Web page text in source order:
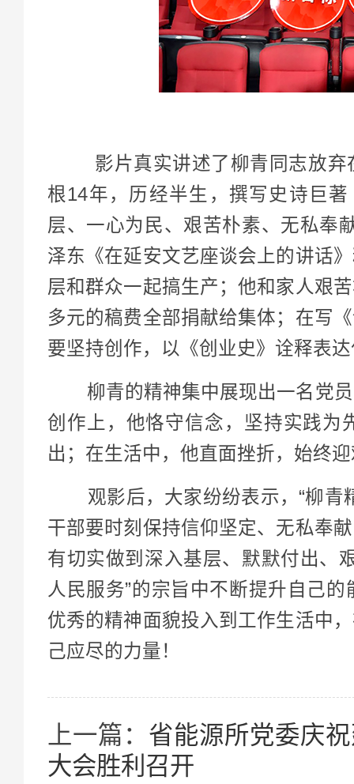
影片真实讲述了柳青同志放弃
根14年，历经半生，撰写史诗巨
层、一心为民、艰苦朴素、无私奉
泽东《在延安文艺座谈会上的讲话
层和群众一起搞生产；他和家人艰
多元的稿费全部捐献给集体；在写
要坚持创作，以《创业史》诠释表
柳青的精神集中展现出一名党员
创作上，他恪守信念，坚持实践为
出；在生活中，他直面挫折，始终
观影后，大家纷纷表示，“柳青
干部要时刻保持信仰坚定、无私奉
有切实做到深入基层、默默付出、
人民服务”的宗旨中不断提升自己
优秀的精神面貌投入到工作生活中
己应尽的力量！
上一篇： 省能源所党委庆
大会胜利召开